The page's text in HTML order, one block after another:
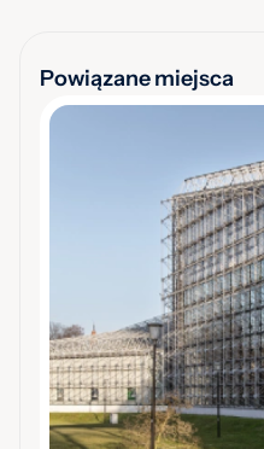
Powiązane miejsca